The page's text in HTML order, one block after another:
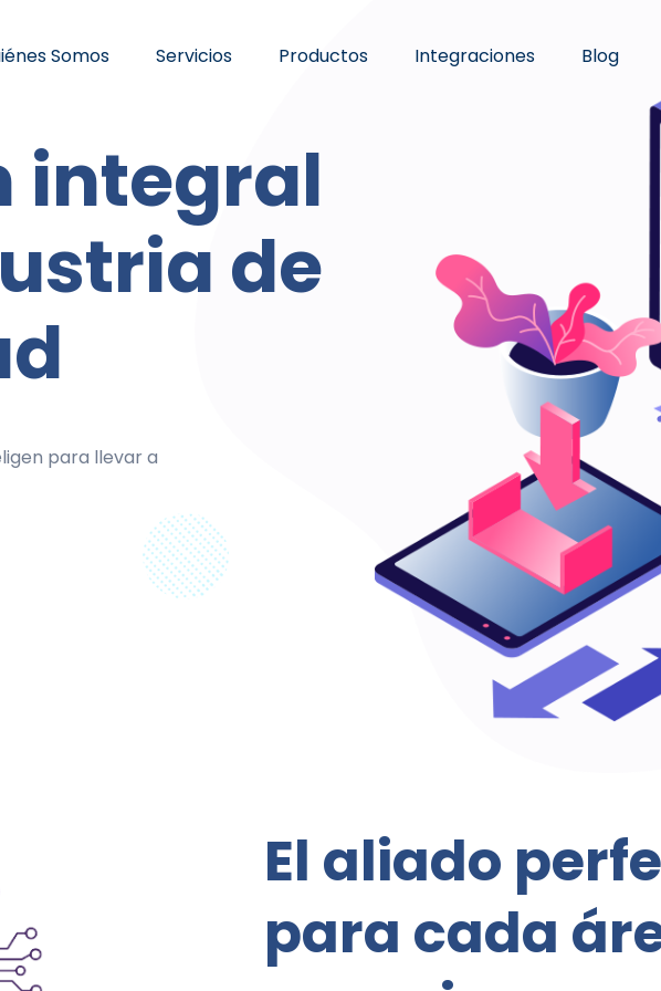
Somos Servicios Productos Integraciones Blog
integral
de
para llevar a
sus
brindando una
de
y
herramientas
El aliado
para cada